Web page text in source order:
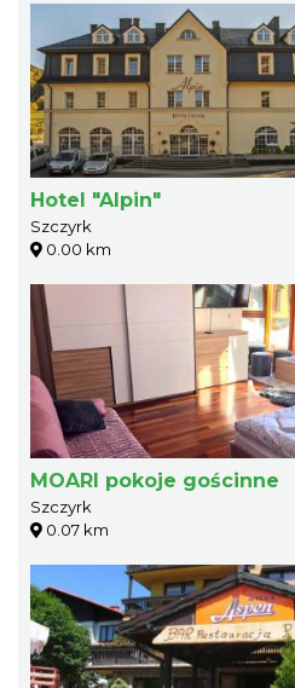
Hotel "Alpin"
Szczyrk
0.00 km
MOARI pokoje gościnne
Szczyrk
0.07 km